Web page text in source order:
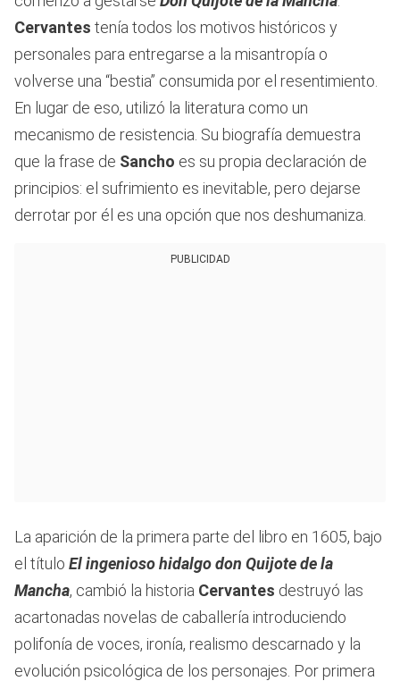
Cervantes tenía todos los motivos históricos y
personales para entregarse a la misantropía o
volverse una “bestia” consumida por el resentimiento.
En lugar de eso, utilizó la literatura como un
mecanismo de resistencia. Su biografía demuestra
que la frase de Sancho es su propia declaración de
principios: el sufrimiento es inevitable, pero dejarse
derrotar por él es una opción que nos deshumaniza.
PUBLICIDAD
La aparición de la primera parte del libro en 1605, bajo
el título El ingenioso hidalgo don Quijote de la
Mancha, cambió la historia Cervantes destruyó las
acartonadas novelas de caballería introduciendo
polifonía de voces, ironía, realismo descarnado y la
evolución psicológica de los personajes. Por primera